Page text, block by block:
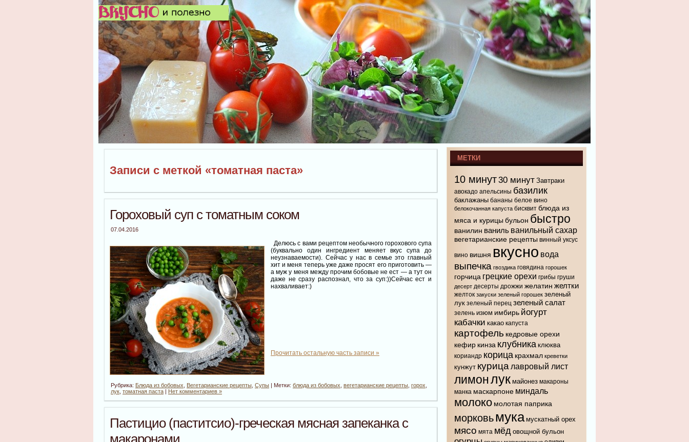
Записи с меткой «томатная паста»
Гороховый суп с томатным соком
07.04.2016
Делюсь с вами рецептом необычного горохового супа
(буквально один ингредиент меняет вкус супа до
неузнаваемости). Сейчас у нас в семье это главный
хит и меня теперь уже даже просят его приготовить —
а муж у меня между прочим бобовые не ест — а тут он
даже не сразу распознал, что за суп:))Сейчас ест и
нахваливает:)
Прочитать остальную часть записи »
Рубрика: Блюда из бобовых Вегетарианские рецепты Супы | Метки: блюда из бобовых вегетарианские рецепты горох
лук томатная паста | Нет комментариев »
Пастицио (паститсио)-греческая мясная запеканка с
МЕТКИ
10 минут30 минут Завтраки
авокадо апельсины базилик
баклажаны бананы белое вино
белокочанная капуста бисквит блюда из
мяса и курицы бульон быстро
ванилин ваниль ванильный сахар
вегетарианские рецепты винный уксус
вино вишня вкусно вода
выпечка гвоздика говядина горошек
горчица грецкие орехи грибы груши
десерт десерты дрожжи желатин желтки
желток закуски зеленый горошек зеленый
лук зеленый перец зеленый салат
зелень изюм имбирь йогурт
кабачки какао капуста
картофель кедровые орехи
кефир кинза клубника клюква
кориандр корица крахмал креветки
кунжут курица лавровый лист
лимонлук майонез макароны
манка маскарпоне миндаль
молоко молотая паприка
морковьмука мускатный орех
мясо мята мёд овощной бульон